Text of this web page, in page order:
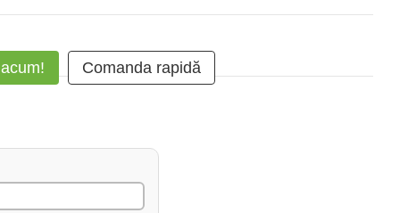
Comanda rapidă